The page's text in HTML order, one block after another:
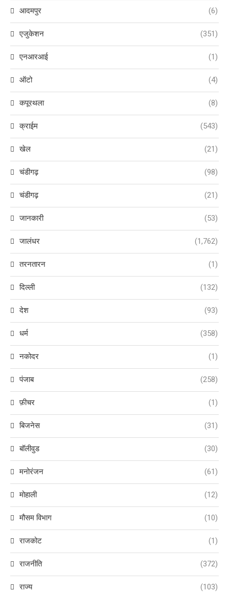
आदमपुर (6)
एजुकेशन (351)
एनआरआई (1)
ऑटो (4)
कपूरथला (8)
क्राईम (543)
खेल (21)
चंडीगढ़ (98)
चंडीगढ़ (21)
जानकारी (53)
जालंधर (1,762)
तरनतारन (1)
दिल्ली (132)
देश (93)
धर्म (358)
नकोदर (1)
पंजाब (258)
फ़ीचर (1)
बिजनेस (31)
बॉलीवुड (30)
मनोरंजन (61)
मोहाली (12)
मौसम विभाग (10)
राजकोट (1)
राजनीति (372)
राज्य (103)